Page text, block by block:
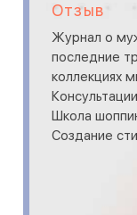
Отзыв
Журнал о
последние
коллекциях
Школа
Создание